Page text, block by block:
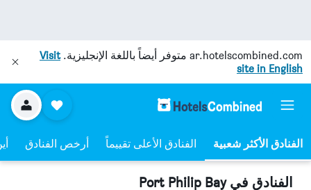
ar.hotelscombined.com متوفر أيضاً باللغة الإنجليزية.Visit
site in English
الفنادق الأعلى تقييماً أرخص الفنادق
الفنادق في Port Philip Bay